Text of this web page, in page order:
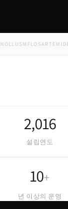
USMFLOSARTEMIDE
2,016
설립연도
10+
년 이상의 운영